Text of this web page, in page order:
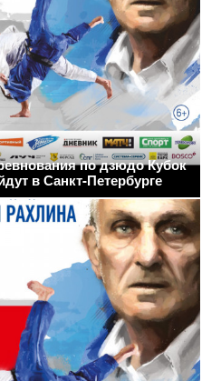
по дзюдо Кубок
в Санкт-Петербурге